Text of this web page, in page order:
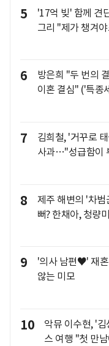
5
'17억 빚' 함께 견
그리 "제가 챙겨
6
방은희 "두 번의
이혼 결심" ('특종
7
김희철, '거꾸로
사과…"성급함이
8
제주 해변의 '차범
뻐? 한채아, 청량
9
'의사 남편♥' 재혼
않는 미모
10
악뮤 이수현, '
스 여행 "첫 만